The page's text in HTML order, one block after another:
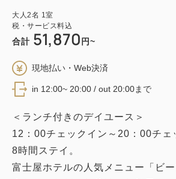
大人 2名 1 室
税・サービス料込
合計 51,870 円~
現地払い・Web決済
in 12:00~ 20:00 / out 20:00まで
＜ランチ付きのデイユース＞
12：00チェックイン～20：00チェ
8時間ステイ。
富士屋ホテルの人気メニュー「ビ